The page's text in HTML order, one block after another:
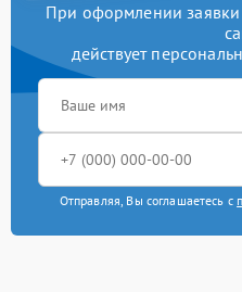
При оформлении
действует
Отправляя, Вы соглашаетесь с